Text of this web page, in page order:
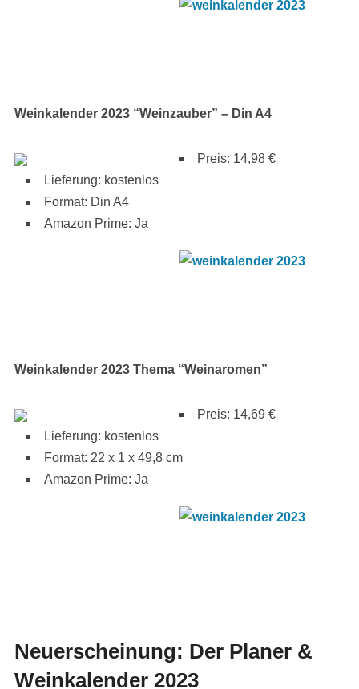
Weinkalender 2023 “Weinzauber” – Din A4
Preis: 14,98 €
Lieferung: kostenlos
Format: Din A4
Amazon Prime: Ja
Weinkalender 2023 Thema “Weinaromen”
Preis: 14,69 €
Lieferung: kostenlos
Format: 22 x 1 x 49,8 cm
Amazon Prime: Ja
Neuerscheinung: Der Planer &
Weinkalender 2023